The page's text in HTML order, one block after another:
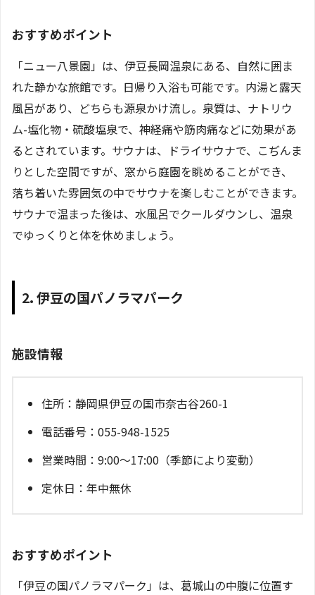
おすすめポイント
「ニュー八景園」は、伊豆長岡温泉にある、自然に囲ま
れた静かな旅館です。日帰り入浴も可能です。内湯と露天
風呂があり、どちらも源泉かけ流し。泉質は、ナトリウ
ム-塩化物・硫酸塩泉で、神経痛や筋肉痛などに効果があ
るとされています。サウナは、ドライサウナで、こぢんま
りとした空間ですが、窓から庭園を眺めることができ、
落ち着いた雰囲気の中でサウナを楽しむことができます。
サウナで温まった後は、水風呂でクールダウンし、温泉
でゆっくりと体を休めましょう。
2. 伊豆の国パノラマパーク
施設情報
住所：静岡県伊豆の国市奈古谷260-1
電話番号：055-948-1525
営業時間：9:00～17:00（季節により変動）
定休日：年中無休
おすすめポイント
「伊豆の国パノラマパーク」は、葛城山の中腹に位置す